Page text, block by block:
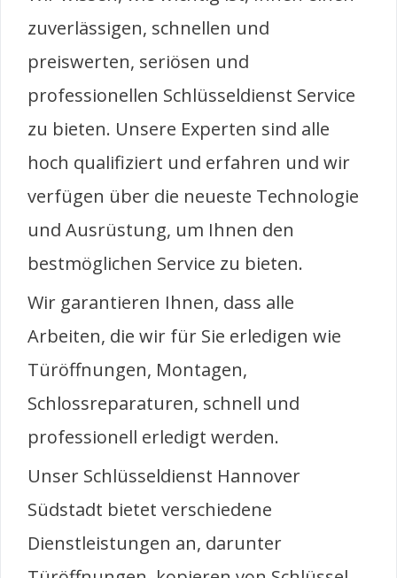
zuverlässigen, schnellen und
preiswerten, seriösen und
professionellen Schlüsseldienst Service
zu bieten. Unsere Experten sind alle
hoch qualifiziert und erfahren und wir
verfügen über die neueste Technologie
und Ausrüstung, um Ihnen den
bestmöglichen Service zu bieten.
Wir garantieren Ihnen, dass alle
Arbeiten, die wir für Sie erledigen wie
Türöffnungen, Montagen,
Schlossreparaturen, schnell und
professionell erledigt werden.
Unser Schlüsseldienst Hannover
Südstadt bietet verschiedene
Dienstleistungen an, darunter